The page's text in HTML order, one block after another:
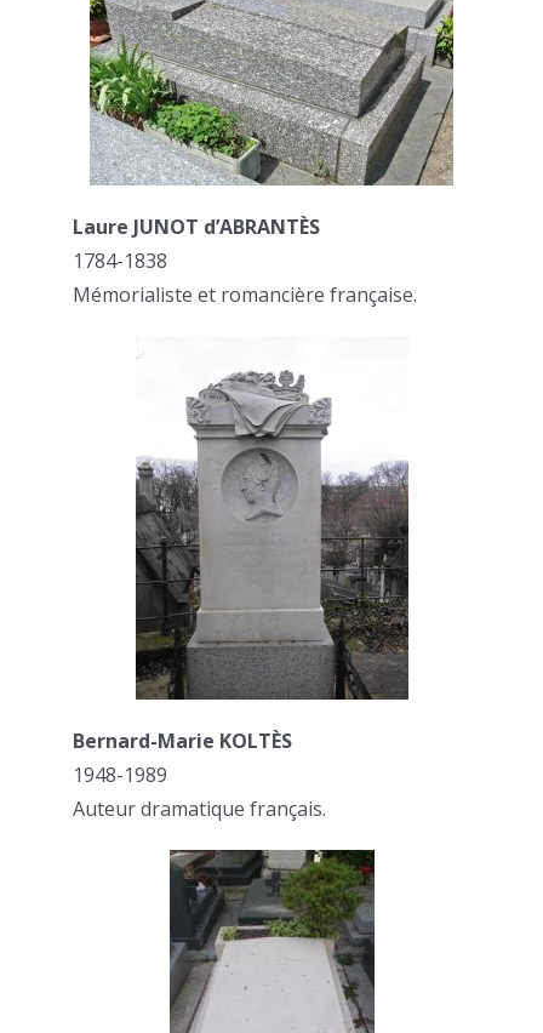
Laure JUNOT d’ABRANTÈS
1784-1838
Mémorialiste et romancière française.
Bernard-Marie KOLTÈS
1948-1989
Auteur dramatique français.